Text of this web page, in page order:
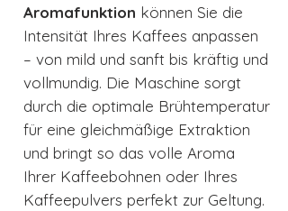
Aromafunktion können Sie die
Intensität Ihres Kaffees anpassen
– von mild und sanft bis kräftig und
vollmundig. Die Maschine sorgt
durch die optimale Brühtemperatur
für eine gleichmäßige Extraktion
und bringt so das volle Aroma
Ihrer Kaffeebohnen oder Ihres
Kaffeepulvers perfekt zur Geltung.